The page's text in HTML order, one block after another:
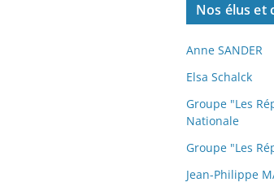
Nos élus et
Anne SANDER
Elsa Schalck
Groupe "Les
Nationale
Groupe "Les
Jean-Philippe